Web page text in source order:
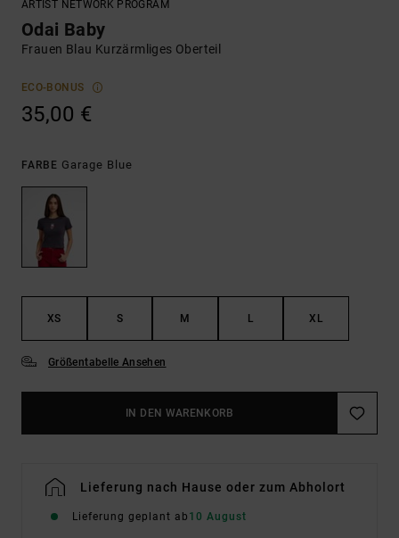
ARTIST NETWORK PROGRAM
Odai Baby
Frauen Blau Kurzärmliges Oberteil
ECO-BONUS
35,00 €
FARBE Garage Blue
XS S M L XL
Größentabelle Ansehen
IN DEN WARENKORB
Lieferung nach Hause oder zum Abholort
Lieferung geplant ab 10 August